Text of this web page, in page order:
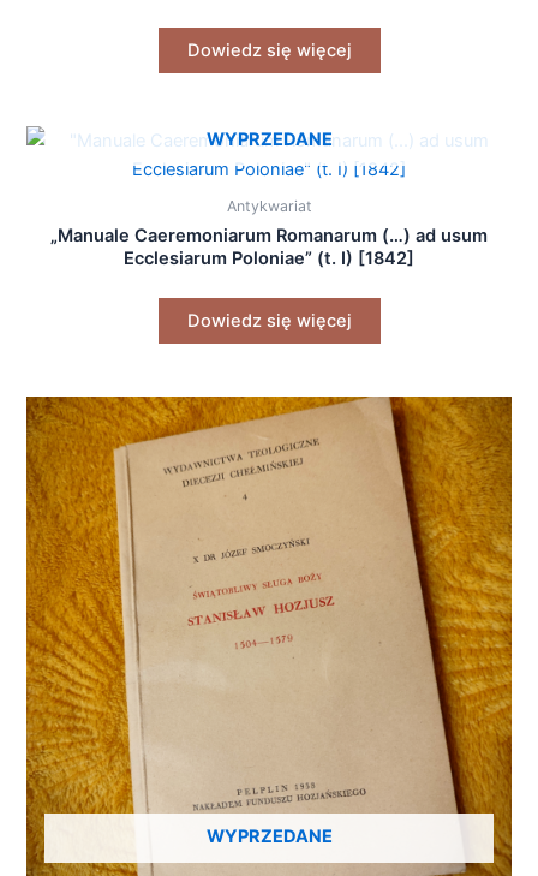
Dowiedz się więcej
WYPRZEDANE
Antykwariat
„Manuale Caeremoniarum Romanarum (…) ad usum
Ecclesiarum Poloniae” (t. I) [1842]
Dowiedz się więcej
WYPRZEDANE